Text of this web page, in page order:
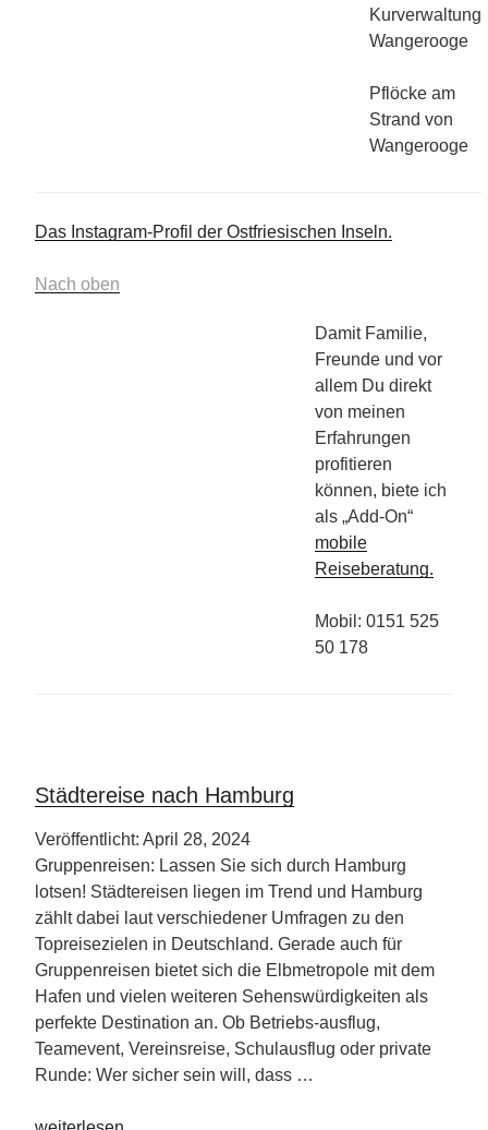
Kurverwaltung
Wangerooge
Pflöcke am
Strand von
Wangerooge
Das Instagram-Profil der Ostfriesischen Inseln.
Nach oben
Damit Familie,
Freunde und vor
allem Du direkt
von meinen
Erfahrungen
profitieren
können, biete ich
als „Add-On“
mobile
Reiseberatung.
Mobil: 0151 525
50 178
Städtereise nach Hamburg
Veröffentlicht: April 28, 2024
Gruppenreisen: Lassen Sie sich durch Hamburg
lotsen! Städtereisen liegen im Trend und Hamburg
zählt dabei laut verschiedener Umfragen zu den
Topreisezielen in Deutschland. Gerade auch für
Gruppenreisen bietet sich die Elbmetropole mit dem
Hafen und vielen weiteren Sehenswürdigkeiten als
perfekte Destination an. Ob Betriebs-ausflug,
Teamevent, Vereinsreise, Schulausflug oder private
Runde: Wer sicher sein will, dass …